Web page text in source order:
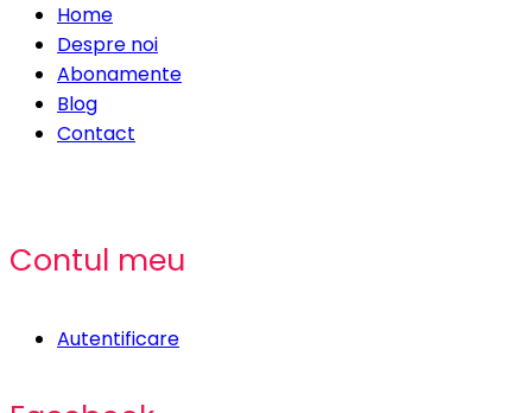
Home
Despre noi
Abonamente
Blog
Contact
Contul meu
Autentificare